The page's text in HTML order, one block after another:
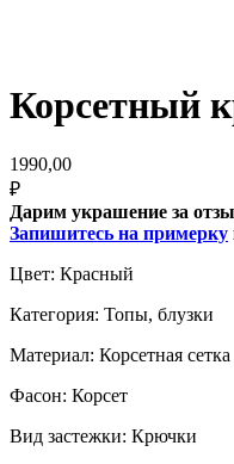
Корсетный
1990,00
₽
Дарим украшение за
Запишитесь на примерку
Цвет: Красный
Категория: Топы, блузки
Материал: Корсетная сетка
Фасон: Корсет
Вид застежки: Крючки